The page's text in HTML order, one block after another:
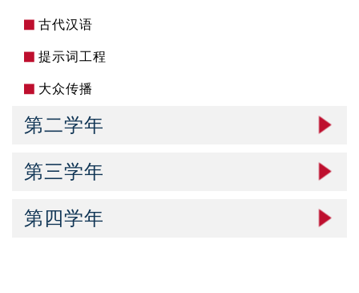
古代汉语
提示词工程
大众传播
第二学年
第三学年
第四学年